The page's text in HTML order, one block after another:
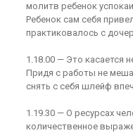
молитв ребенок
Ребенок сам себя
практиковалось с
1.18.00 — Это касается
Придя с работы не
снять с себя шлейф
1.19.30 — О ресурсах
количественное